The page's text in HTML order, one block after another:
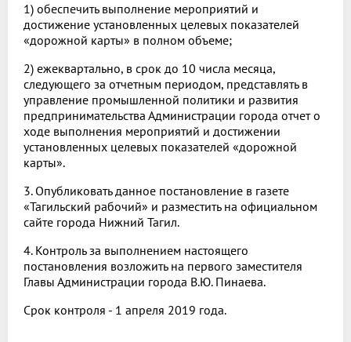
1) обеспечить выполнение мероприятий и
достижение установленных целевых показателей
«дорожной карты» в полном объеме;
2) ежеквартально, в срок до 10 числа месяца,
следующего за отчетным периодом, представлять в
управление промышленной политики и развития
предпринимательства Администрации города отчет о
ходе выполнения мероприятий и достижении
установленных целевых показателей «дорожной
карты».
3. Опубликовать данное постановление в газете
«Тагильский рабочий» и разместить на официальном
сайте города Нижний Тагил.
4. Контроль за выполнением настоящего
постановления возложить на первого заместителя
Главы Администрации города В.Ю. Пинаева.
Срок контроля - 1 апреля 2019 года.